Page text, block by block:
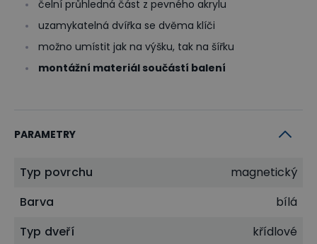
čelní průhledná část z pevného akrylu
uzamykatelná dvířka se dvěma klíči
možno umístit jak na výšku, tak na šířku
montážní materiál součástí balení
PARAMETRY
Typ povrchu
magnetický
Barva
bílá
Typ dveří
křídlové